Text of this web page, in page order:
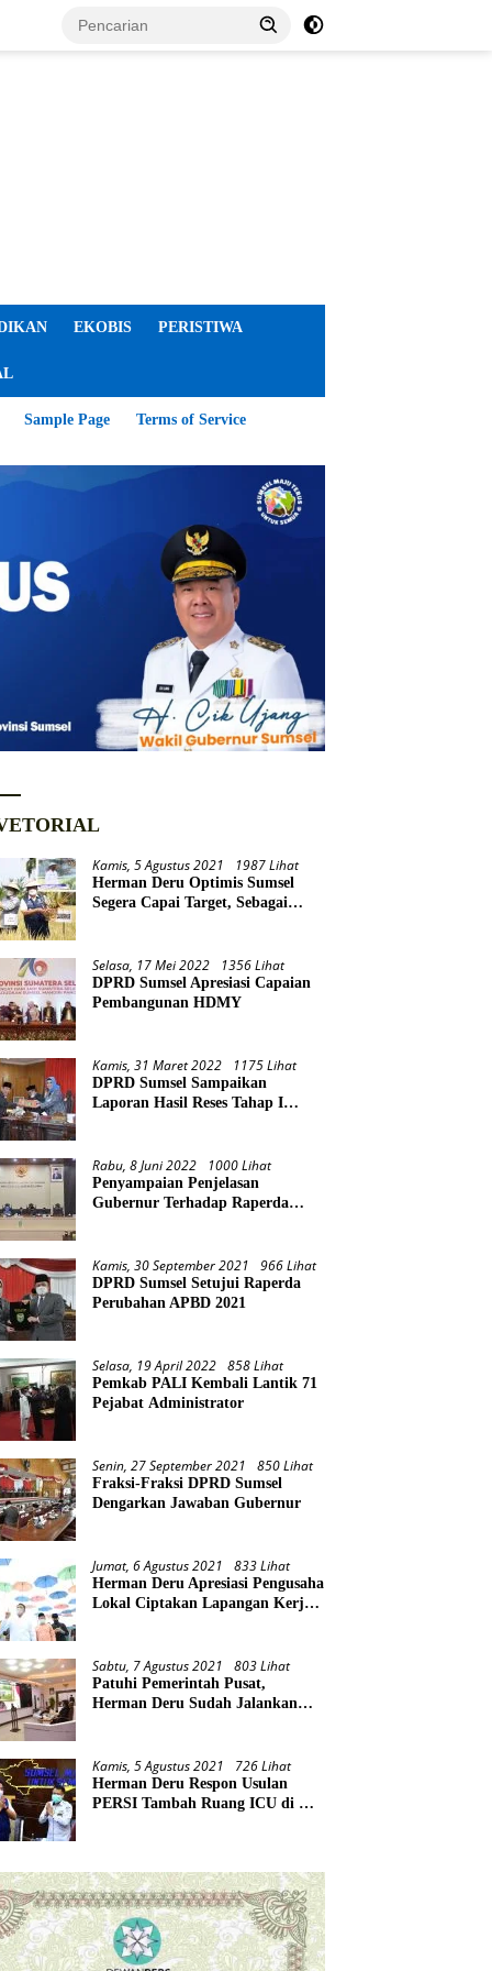
EKOBIS PERISTIWA
Sample Page Terms of Service
Kamis, 5 Agustus 2021 1987 Lihat
Herman Deru Optimis Sumsel
Segera Capai Target, Sebagai
Selasa, 17 Mei 2022 1356 Lihat
DPRD Sumsel Apresiasi Capaian
Pembangunan HDMY
Kamis, 31 Maret 2022 1175 Lihat
DPRD Sumsel Sampaikan
Laporan Hasil Reses Tahap I
Rabu, 8 Juni 2022 1000 Lihat
Penyampaian Penjelasan
Gubernur Terhadap Raperda
Kamis, 30 September 2021 966 Lihat
DPRD Sumsel Setujui Raperda
Perubahan APBD 2021
Selasa, 19 April 2022 858 Lihat
Pemkab PALI Kembali Lantik 71
Pejabat Administrator
Senin, 27 September 2021 850 Lihat
Fraksi-Fraksi DPRD Sumsel
Dengarkan Jawaban Gubernur
Jumat, 6 Agustus 2021 833 Lihat
Herman Deru Apresiasi Pengusaha
Lokal Ciptakan Lapangan Kerja
Sabtu, 7 Agustus 2021 803 Lihat
Patuhi Pemerintah Pusat,
Herman Deru Sudah Jalankan
Kamis, 5 Agustus 2021 726 Lihat
Herman Deru Respon Usulan
PERSI Tambah Ruang ICU di RS